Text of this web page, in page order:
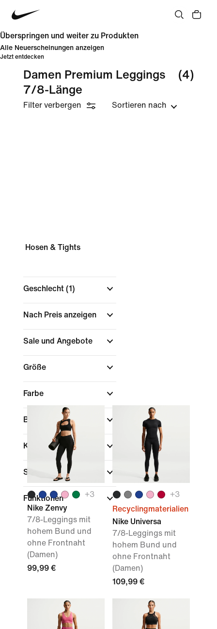
Überspringen und weiter zu Produkten
Alle Neuerscheinungen anzeigen
Jetzt entdecken
Damen Premium Leggings
7/8-Länge
(4)
Filter verbergen Sortieren nach
Hosen & Tights
Geschlecht (1)
Nach Preis anzeigen
Sale und Angebote
Größe
Farbe
Bundhöhe
Kollektionen
Sport
Funktionen +3
Nike Zenvy
7/8-Leggings mit
hohem Bund und
ohne Frontnaht
(Damen)
99,99 €
+3
Recyclingmaterialien
Nike Universa
7/8-Leggings mit
hohem Bund und
ohne Frontnaht
(Damen)
109,99 €